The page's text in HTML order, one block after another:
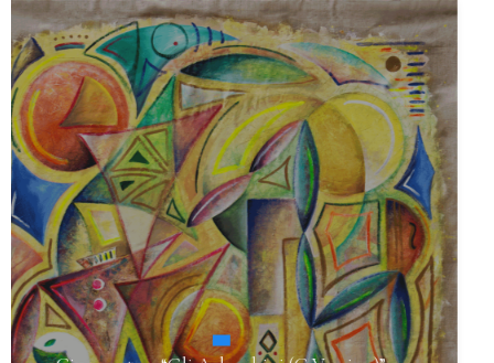
Trentacinque – “Donna con Libro